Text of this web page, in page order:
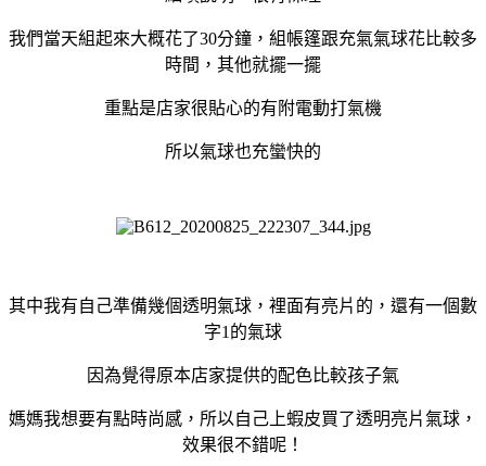
我們當天組起來大概花了30分鐘，組帳篷跟充氣氣球花比較多
時間，其他就擺一擺
重點是店家很貼心的有附電動打氣機
所以氣球也充蠻快的
其中我有自己準備幾個透明氣球，裡面有亮片的，還有一個數
字1的氣球
因為覺得原本店家提供的配色比較孩子氣
媽媽我想要有點時尚感，所以自己上蝦皮買了透明亮片氣球，
效果很不錯呢！